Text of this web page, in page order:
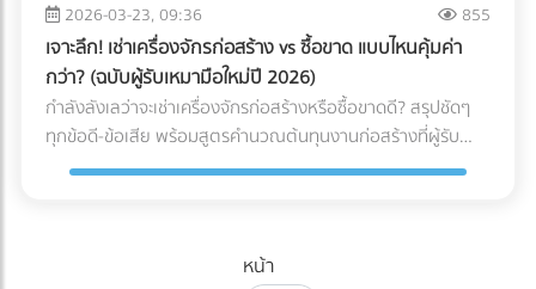
2026-03-23, 09:36 855
เจาะลึก! เช่าเครื่องจักรก่อสร้าง vs ซื้อขาด แบบไหนคุ้มค่า
กว่า? (ฉบับผู้รับเหมามือใหม่ปี 2026)
กำลังลังเลว่าจะเช่าเครื่องจักรก่อสร้างหรือซื้อขาดดี? สรุปชัดๆ
ทุกข้อดี-ข้อเสีย พร้อมสูตรคำนวณต้นทุนงานก่อสร้างที่ผู้รับ
เหมามือใหม่ต้องรู้ก่อนตัดสินใจ!
หน้า